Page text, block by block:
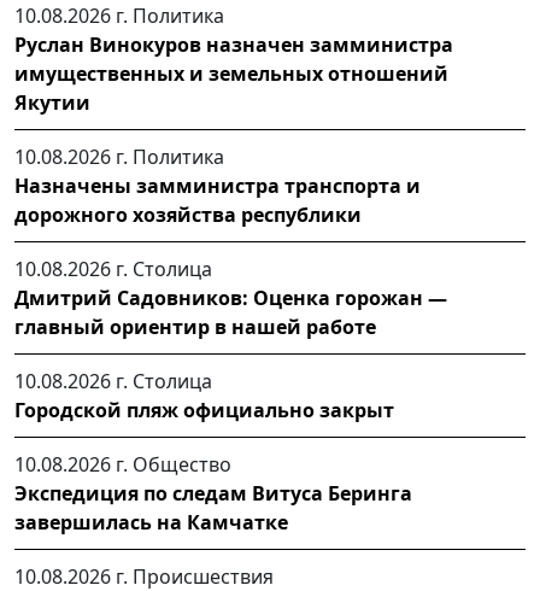
10.08.2026 г. Политика
Руслан Винокуров назначен замминистра
имущественных и земельных отношений
Якутии
10.08.2026 г. Политика
Назначены замминистра транспорта и
дорожного хозяйства республики
10.08.2026 г. Столица
Дмитрий Садовников: Оценка горожан —
главный ориентир в нашей работе
10.08.2026 г. Столица
Городской пляж официально закрыт
10.08.2026 г. Общество
Экспедиция по следам Витуса Беринга
завершилась на Камчатке
10.08.2026 г. Происшествия